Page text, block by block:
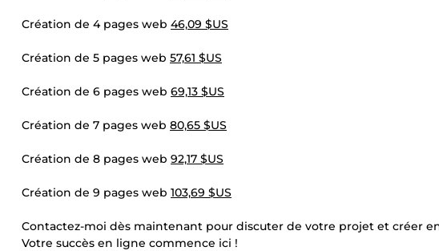
Création de 4 pages web 46,09 $US
Création de 5 pages web 57,61 $US
Création de 6 pages web 69,13 $US
Création de 7 pages web 80,65 $US
Création de 8 pages web 92,17 $US
Création de 9 pages web 103,69 $US
Contactez-moi dès maintenant pour discuter de votre projet et créer
Votre succès en ligne commence ici !